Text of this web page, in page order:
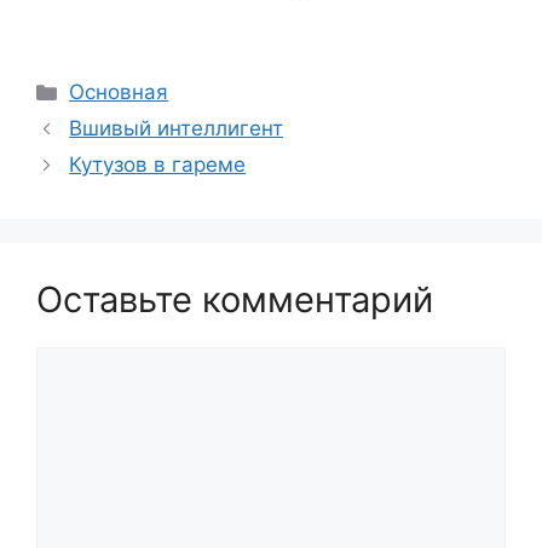
Рубрики
Основная
Вшивый интеллигент
Кутузов в гареме
Оставьте комментарий